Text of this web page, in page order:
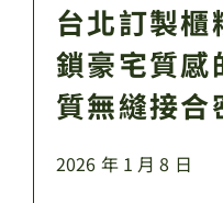
台北訂製櫃
鎖豪宅質感
質無縫接合
2026 年 1 月 8 日